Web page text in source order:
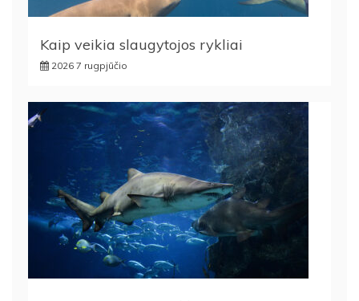
Kaip veikia slaugytojos rykliai
2026 7 rugpjūčio